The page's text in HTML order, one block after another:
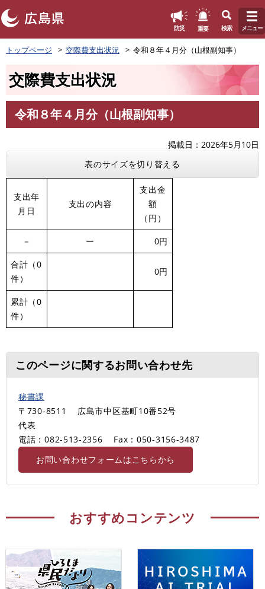
ペ
ー
頭
す
防災 重要 検索 メニュー
トップページ 交際費支出状況 令和８年４月分（山根副知事）
交際費支出状況
文
令和８年４月分（山根副知事）
掲載日
2026年5月10日
表のサイズを切り替える
支出年
月日
支出の内容
支出金
額
（円）
－ ー 0円
合計（0
件）
0円
累計（0
件）
このページに関するお問い合わせ先
秘書課
〒730-8511
広島市中区基町10番52号
代表
電話：082-513-2356
Fax：050-3156-3487
お問い合わせフォームはこちらから
おすすめコンテンツ